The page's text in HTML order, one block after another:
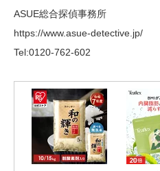
ASUE総合探偵事務所
https://www.asue-detective.jp/
Tel:0120-762-602